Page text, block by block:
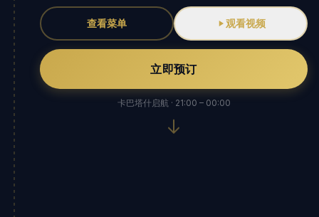
查看菜单 观看视频
立即预订
卡巴塔什启航 · 21:00 – 00:00